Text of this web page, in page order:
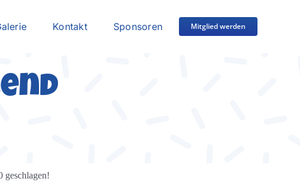
Kontakt Sponsoren Mitglied werden
geschlagen!